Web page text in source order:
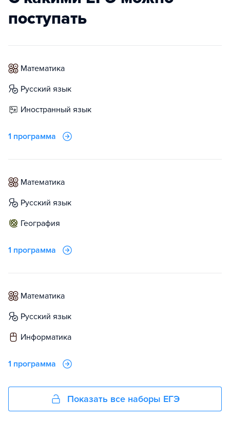
поступать
математика
русский язык
иностранный язык
1 программа
математика
русский язык
география
1 программа
математика
русский язык
информатика
1 программа
Показать все наборы ЕГЭ